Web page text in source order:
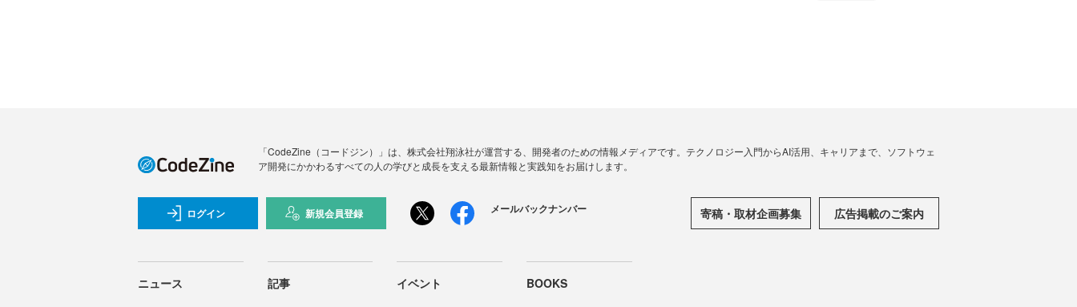
「CodeZine（コードジン）」は、株式会社翔泳社が運営する、開発者のための情報メディアです。テクノロジー入門からAI活用、キャリアまで、ソフトウェ
ア開発にかかわるすべての人の学びと成長を支える最新情報と実践知をお届けします。
ログイン 新規会員登録 メールバックナンバー 寄稿・取材企画募集 広告掲載のご案内
ニュース 記事 イベント BOOKS